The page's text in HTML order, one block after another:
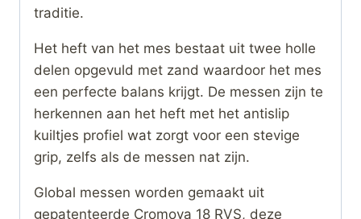
traditie.
Het heft van het mes bestaat uit twee holle
delen opgevuld met zand waardoor het mes
een perfecte balans krijgt. De messen zijn te
herkennen aan het heft met het antislip
kuiltjes profiel wat zorgt voor een stevige
grip, zelfs als de messen nat zijn.
Global messen worden gemaakt uit
gepatenteerde Cromova 18 RVS, deze